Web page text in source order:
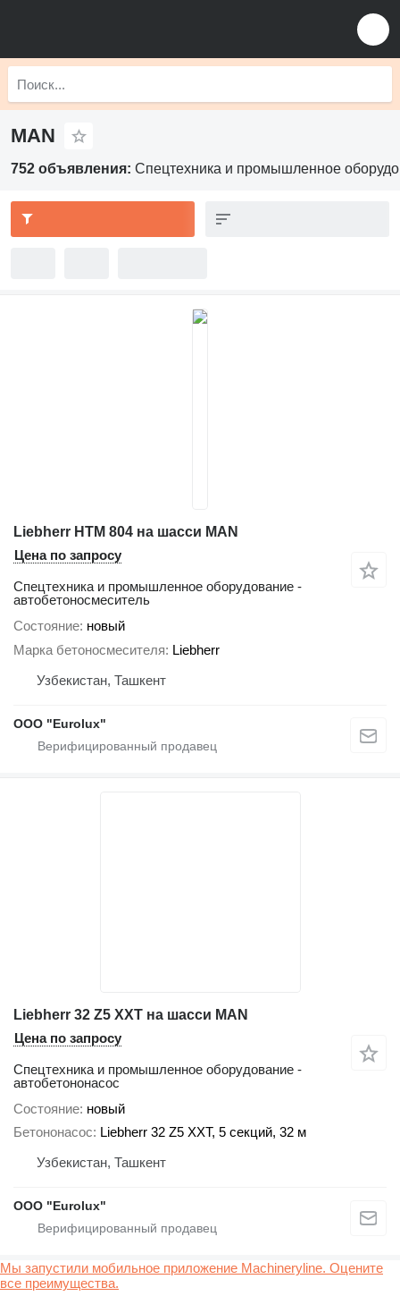
MAN
752 объявления: Спецтехника и промышленное
Liebherr HTM 804 на шасси MAN
Цена по запросу
Спецтехника и промышленное оборудование -
автобетоносмеситель
Состояние новый
Марка бетоносмесителя Liebherr
Узбекистан, Ташкент
ООО "Eurolux"
Liebherr 32 Z5 XXT на шасси MAN
Цена по запросу
Спецтехника и промышленное оборудование -
автобетононасос
Состояние новый
Бетононасос Liebherr 32 Z5 XXT, 5 секций, 32 м
Узбекистан, Ташкент
ООО "Eurolux"
Мы запустили мобильное приложение Machineryline. Оцените
все преимущества.